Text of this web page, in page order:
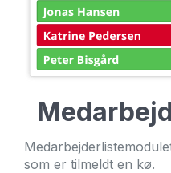
som er tilmeldt en kø.